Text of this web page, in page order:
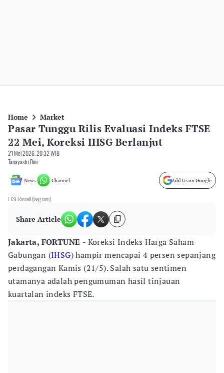
Home Market
Pasar Tunggu Rilis Evaluasi Indeks FTSE
22 Mei, Koreksi IHSG Berlanjut
21 Mei 2026, 20:32 WIB
Tanayastri Dini
News Channel Add Us on Google
FTSE Russell (lseg.com)
Share Article
Jakarta, FORTUNE - Koreksi Indeks Harga Saham
Gabungan (IHSG) hampir mencapai 4 persen sepanjang
perdagangan Kamis (21/5). Salah satu sentimen
utamanya adalah pengumuman hasil tinjauan
kuartalan indeks FTSE.